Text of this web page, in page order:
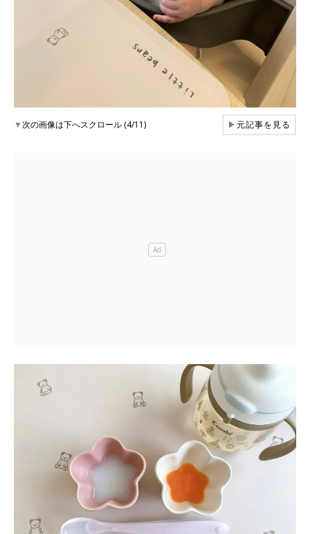
▼次の画像は下へスクロール (4/11) ▶元記事を見る